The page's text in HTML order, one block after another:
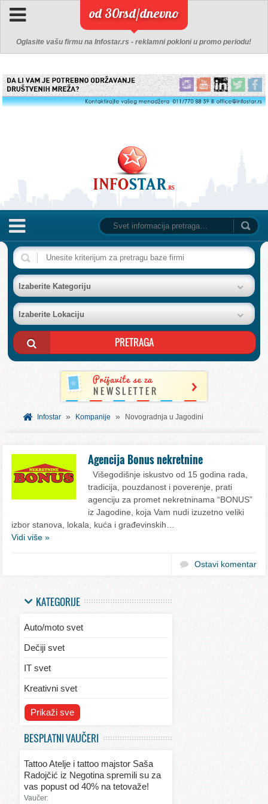
od 30rsd/dnevno
Oglasite vašu firmu na Infostar.rs - reklamni pokloni u promo periodu!
NASLOVNA
BAZA FIRMI
POSLOVNI OGLASI
AKCIJE I KATALOZI
BESPLATNI VAUČERI
SVET INFORMACIJA
Izaberite Kategoriju
Izaberite Lokaciju
Infostar » Kompanije » Novogradnja u Jagodini
Agencija Bonus nekretnine
Višegodišnje iskustvo od 15 godina rada,
tradicija, pouzdanost i poverenje, prati
agenciju za promet nekretninama “BONUS”
iz Jagodine, koja Vam nudi izuzetno veliki
izbor stanova, lokala, kuća i građevinskih…
Vidi više »
Ostavi komentar
KATEGORIJE
Auto/moto svet
Dečiji svet
IT svet
Kreativni svet
Svet ekologije
Svet kulinarstva
Svet lepote
Prikaži sve
BESPLATNI VAUČERI
Tattoo Atelje i tattoo majstor Saša
Radojčić iz Negotina spremili su za
vas popust od 40% na tetovaže!
Vaučer: